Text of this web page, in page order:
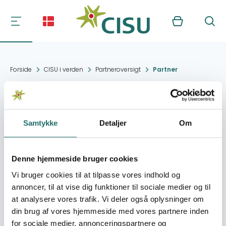
Samtykke Detaljer Om
Denne hjemmeside bruger cookies
Vi bruger cookies til at tilpasse vores indhold og
annoncer, til at vise dig funktioner til sociale medier og til
at analysere vores trafik. Vi deler også oplysninger om
din brug af vores hjemmeside med vores partnere inden
for sociale medier, annonceringspartnere og
Kurv Søg
Forside CISU i verden Partneroversigt Partner
Rogbesseh
Kontakt:
Rogbesseh village
Organisation:
For a new tomorrow
(FANT)